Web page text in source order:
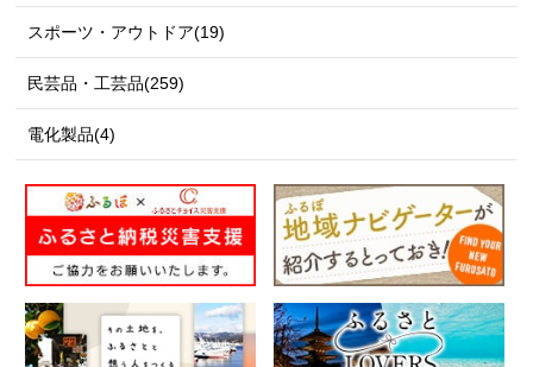
スポーツ・アウトドア(19)
民芸品・工芸品(259)
電化製品(4)